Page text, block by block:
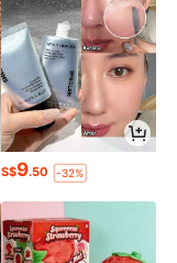
S$9.50 -32%